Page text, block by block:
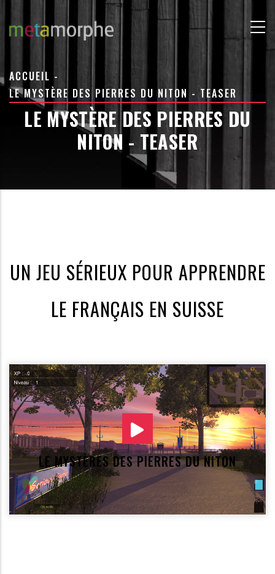
FIL
D'ARIANE
ACCUEIL -
LE MYSTÈRE DES PIERRES DU NITON - TEASER
LE MYSTÈRE DES PIERRES DU
NITON - TEASER
UN JEU SÉRIEUX POUR APPRENDRE
LE FRANÇAIS EN SUISSE
LE MYSTÈRES DES PIERRES DU NITON